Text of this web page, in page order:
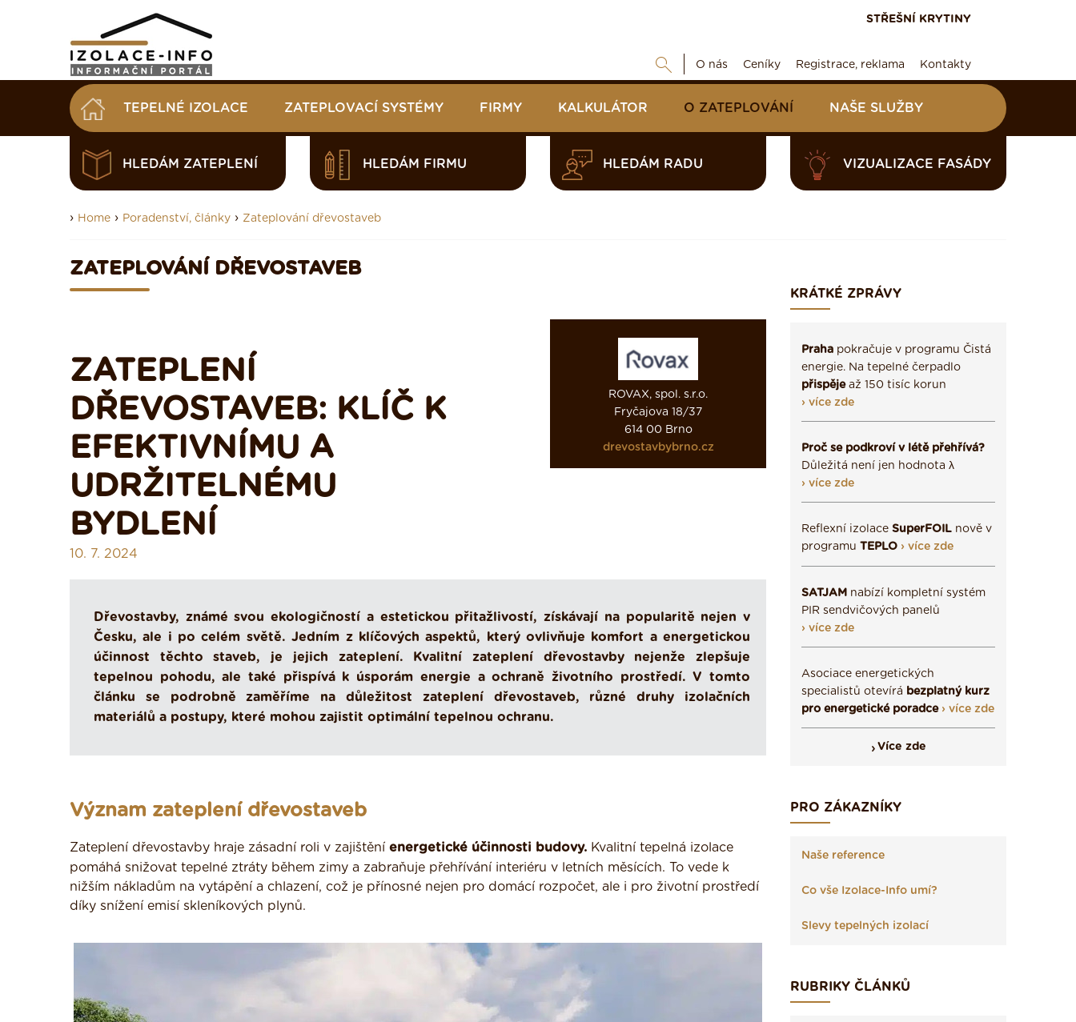
STŘEŠNÍ KRYTINY
O nás Ceníky Registrace, reklama Kontakty
TEPELNÉ IZOLACE ZATEPLOVACÍ SYSTÉMY FIRMY KALKULÁTOR O ZATEPLOVÁNÍ NAŠE SLUŽBY
HLEDÁM ZATEPLENÍ HLEDÁM FIRMU HLEDÁM RADU VIZUALIZACE FASÁDY
› Home › Poradenství, články › Zateplování dřevostaveb
ZATEPLOVÁNÍ DŘEVOSTAVEB
ROVAX, spol. s.r.o.
Fryčajova 18/37
614 00 Brno
drevostavbybrno.cz
ZATEPLENÍ
DŘEVOSTAVEB: KLÍČ K
EFEKTIVNÍMU A
UDRŽITELNÉMU
BYDLENÍ
10. 7. 2024
Dřevostavby, známé svou ekologičností a estetickou přitažlivostí, získávají na popularitě nejen v
Česku, ale i po celém světě. Jedním z klíčových aspektů, který ovlivňuje komfort a energetickou
účinnost těchto staveb, je jejich zateplení. Kvalitní zateplení dřevostavby nejenže zlepšuje
tepelnou pohodu, ale také přispívá k úsporám energie a ochraně životního prostředí. V tomto
článku se podrobně zaměříme na důležitost zateplení dřevostaveb, různé druhy izolačních
materiálů a postupy, které mohou zajistit optimální tepelnou ochranu.
Význam zateplení dřevostaveb
Zateplení dřevostavby hraje zásadní roli v zajištění energetické účinnosti budovy. Kvalitní tepelná izolace
pomáhá snižovat tepelné ztráty během zimy a zabraňuje přehřívání interiéru v letních měsících. To vede k
nižším nákladům na vytápění a chlazení, což je přínosné nejen pro domácí rozpočet, ale i pro životní prostředí
díky snížení emisí skleníkových plynů.
KRÁTKÉ ZPRÁVY
Praha pokračuje v programu Čistá
energie. Na tepelné čerpadlo
přispějeaž 150 tisíc korun
› více zde
Proč se podkroví v létě přehřívá?
Důležitá není jen hodnota λ
› více zde
Reflexní izolace SuperFOIL nově v
programu TEPLO › více zde
SATJAM nabízí kompletní systém
PIR sendvičových panelů
› více zde
Asociace energetických
specialistů otevírá bezplatný kurz
pro energetické poradce › více zde
Více zde
PRO ZÁKAZNÍKY
Naše reference
Co vše Izolace-Info umí?
Slevy tepelných izolací
RUBRIKY ČLÁNKŮ